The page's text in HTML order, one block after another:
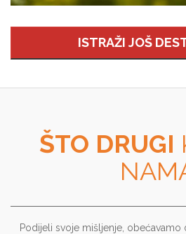
ISTRAŽI JOŠ
ŠTO DRUGI
Podijeli svoje mišljenje, obećavamo